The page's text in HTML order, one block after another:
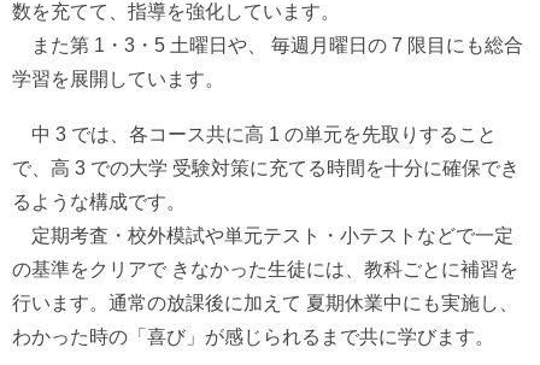
数を充てて、指導を強化しています。
また第 1・3・5 土曜日や、 毎週月曜日の 7 限目にも総合
学習を展開しています。
中 3 では、各コース共に高 1 の単元を先取りすること
で、高 3 での大学 受験対策に充てる時間を十分に確保でき
るような構成です。
定期考査・校外模試や単元テスト・小テストなどで一定
の基準をクリアで きなかった生徒には、教科ごとに補習を
行います。通常の放課後に加えて 夏期休業中にも実施し、
わかった時の「喜び」が感じられるまで共に学びます。